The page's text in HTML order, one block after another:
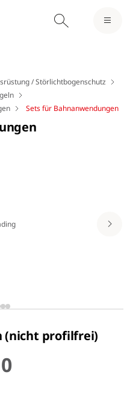
/ Störlichtbogenschutz
Sets für Bahnanwendungen
(nicht profilfrei)